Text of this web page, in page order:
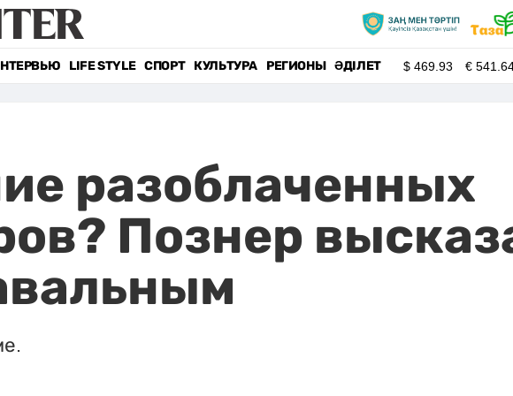
LIFE STYLE СПОРТ КУЛЬТУРА РЕГИОНЫ ӘДІЛЕТ $469.93 €
разоблаченных
Познер